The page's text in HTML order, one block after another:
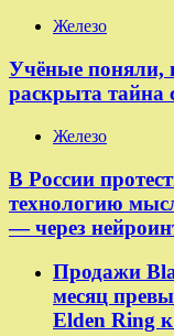
Железо
Учёные поняли,
раскрыта тайна
Железо
В России
технологию
— через
Продажи
месяц
Elden Ring